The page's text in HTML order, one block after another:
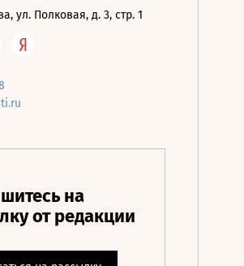
ул. Полковая, д. 3, стр. 1